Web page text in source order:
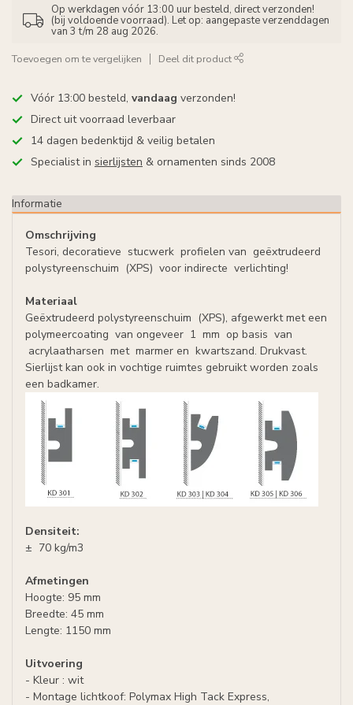
Op werkdagen vóór 13:00 uur besteld, direct verzonden!
(bij voldoende voorraad). Let op: aangepaste verzenddagen
van 3 t/m 28 aug 2026.
Toevoegen om te vergelijken Deel dit product
Vóór 13:00 besteld, vandaag verzonden!
Direct uit voorraad leverbaar
14 dagen bedenktijd & veilig betalen
Specialist in sierlijsten & ornamenten sinds 2008
Informatie
Omschrijving
Tesori, decoratieve stucwerk profielen van geëxtrudeerd
polystyreenschuim (XPS) voor indirecte verlichting!
Materiaal
Geëxtrudeerd polystyreenschuim (XPS), afgewerkt met een
polymeercoating van ongeveer 1 mm op basis van
acrylaatharsen met marmer en kwartszand. Drukvast.
Sierlijst kan ook in vochtige ruimtes gebruikt worden zoals
een badkamer.
Densiteit:
± 70 kg/m3
Afmetingen
Hoogte: 95 mm
Breedte: 45 mm
Lengte: 1150 mm
Uitvoering
- Kleur : wit
- Montage lichtkoof: Polymax High Tack Express,